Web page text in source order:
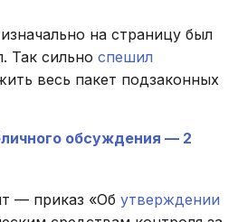
на страницу был
Так сильно спешил
весь пакет подзаконных
обсуждения — 2
— приказ «Об утверждении